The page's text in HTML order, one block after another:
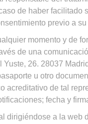
de haber
previo a su
momento y de
de una
26. 28037
u otro
acreditativo de tal
fecha y
dirigiéndose a la web